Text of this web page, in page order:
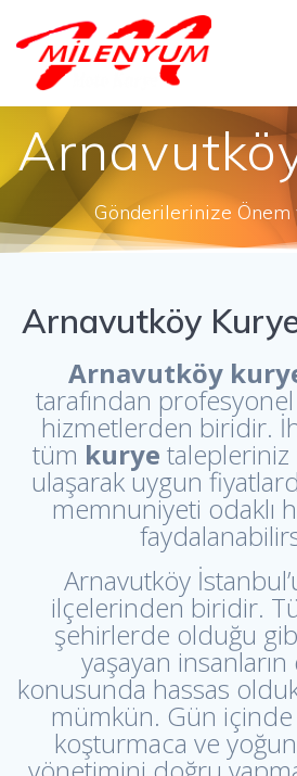
Gönderilerinize Önem
Arnavutköy
Arnavutköy
tarafından
hizmetlerden biridir.
tüm kurye talepleriniz
ulaşarak uygun
memnuniyeti odaklı
Arnavutköy
ilçelerinden biridir.
şehirlerde olduğu
yaşayan
konusunda hassas
mümkün. Gün içinde
koşturmaca ve